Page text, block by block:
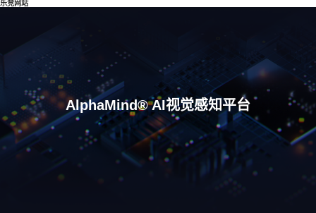
乐竞网站
AlphaMind® AI视觉感知平台